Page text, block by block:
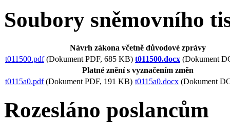
Soubory sněmovního
Návrh zákona včetně důvodové zprávy
t011500.pdf(Dokument PDF, 685 KB) t011500.docx (Dokument
Platné znění s vyznačením změn
t0115a0.pdf(Dokument PDF, 191 KB) t0115a0.docx (Dokument
Rozesláno poslancům